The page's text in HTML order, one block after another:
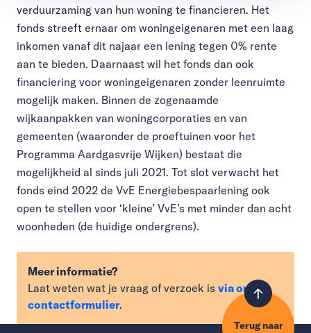
verduurzaming van hun woning te financieren. Het
fonds streeft ernaar om woningeigenaren met een laag
inkomen vanaf dit najaar een lening tegen 0% rente
aan te bieden. Daarnaast wil het fonds dan ook
financiering voor woningeigenaren zonder leenruimte
mogelijk maken. Binnen de zogenaamde
wijkaanpakken van woningcorporaties en van
gemeenten (waaronder de proeftuinen voor het
Programma Aardgasvrije Wijken) bestaat die
mogelijkheid al sinds juli 2021. Tot slot verwacht het
fonds eind 2022 de VvE Energiebespaarlening ook
open te stellen voor ‘kleine’ VvE’s met minder dan acht
woonheden (de huidige ondergrens).
Meer informatie?
Laat weten wat je vraag of verzoek is via ons
contactformulier.
Terug naar